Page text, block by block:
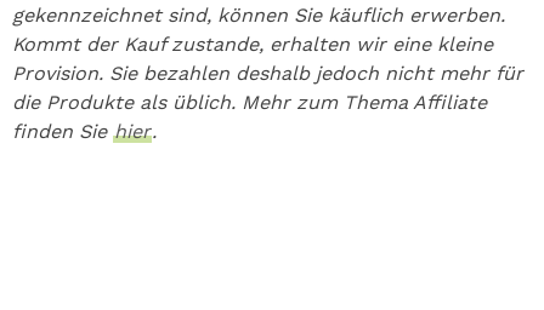
gekennzeichnet sind, können Sie käuflich erwerben.
Kommt der Kauf zustande, erhalten wir eine kleine
Provision. Sie bezahlen deshalb jedoch nicht mehr für
die Produkte als üblich. Mehr zum Thema Affiliate
finden Sie hier.